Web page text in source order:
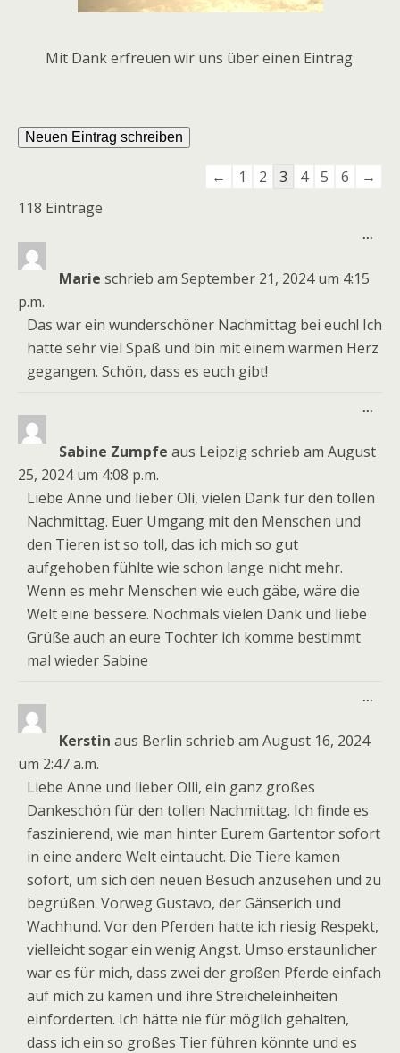
Mit Dank erfreuen wir uns über einen Eintrag.
Navigation
← 1 2 3 4 5 6
→
118 Einträge
Marie schrieb am September 21, 2024 um 4:15
p.m.
Das war ein wunderschöner Nachmittag bei euch! Ich
hatte sehr viel Spaß und bin mit einem warmen Herz
gegangen. Schön, dass es euch gibt!
...
Sabine Zumpfe aus Leipzigschrieb am August
25, 2024 um 4:08 p.m.
Liebe Anne und lieber Oli, vielen Dank für den tollen
Nachmittag. Euer Umgang mit den Menschen und
den Tieren ist so toll, das ich mich so gut
aufgehoben fühlte wie schon lange nicht mehr.
Wenn es mehr Menschen wie euch gäbe, wäre die
Welt eine bessere. Nochmals vielen Dank und liebe
Grüße auch an eure Tochter ich komme bestimmt
mal wieder Sabine
...
Kerstin aus Berlin schrieb am August 16, 2024
um 2:47 a.m.
Liebe Anne und lieber Olli, ein ganz großes
Dankeschön für den tollen Nachmittag. Ich finde es
faszinierend, wie man hinter Eurem Gartentor sofort
in eine andere Welt eintaucht. Die Tiere kamen
sofort, um sich den neuen Besuch anzusehen und zu
begrüßen. Vorweg Gustavo, der Gänserich und
Wachhund. Vor den Pferden hatte ich riesig Respekt,
vielleicht sogar ein wenig Angst. Umso erstaunlicher
war es für mich, dass zwei der großen Pferde einfach
auf mich zu kamen und ihre Streicheleinheiten
einforderten. Ich hätte nie für möglich gehalten,
dass ich ein so großes Tier führen könnte und es
...